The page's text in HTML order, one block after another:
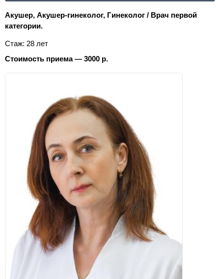
Акушер, Акушер-гинеколог, Гинеколог / Врач первой
категории.
Стаж: 28 лет
Стоимость приема — 3000 р.